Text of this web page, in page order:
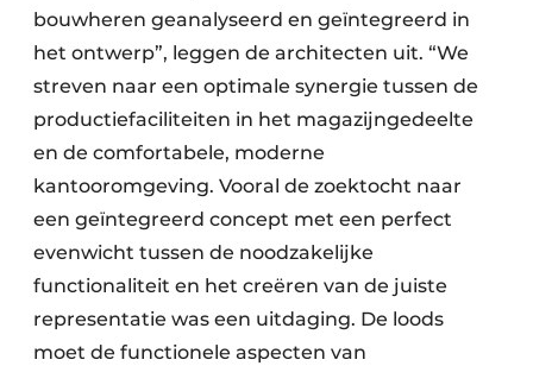
bouwheren geanalyseerd en geïntegreerd in
het ontwerp”, leggen de architecten uit. “We
streven naar een optimale synergie tussen de
productiefaciliteiten in het magazijngedeelte
en de comfortabele, moderne
kantooromgeving. Vooral de zoektocht naar
een geïntegreerd concept met een perfect
evenwicht tussen de noodzakelijke
functionaliteit en het creëren van de juiste
representatie was een uitdaging. De loods
moet de functionele aspecten van